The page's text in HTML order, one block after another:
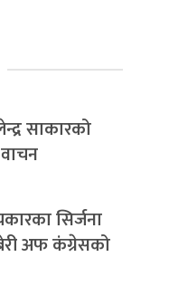
साकारको
सिर्जना
अफ कंग्रेसको